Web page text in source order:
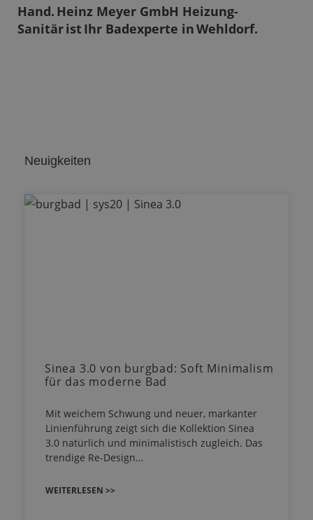
Hand. Heinz Meyer GmbH Heizung-
Sanitär ist Ihr Badexperte in Wehldorf.
Neuigkeiten
Sinea 3.0 von burgbad: Soft Minimalism
für das moderne Bad
Mit weichem Schwung und neuer, markanter
Linienführung zeigt sich die Kollektion Sinea
3.0 natürlich und minimalistisch zugleich. Das
trendige Re-Design…
WEITERLESEN >>